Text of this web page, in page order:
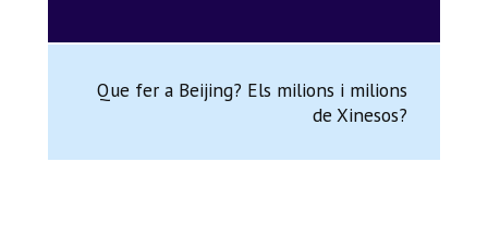
Que fer a Beijing? Els milions i milions
de Xinesos?